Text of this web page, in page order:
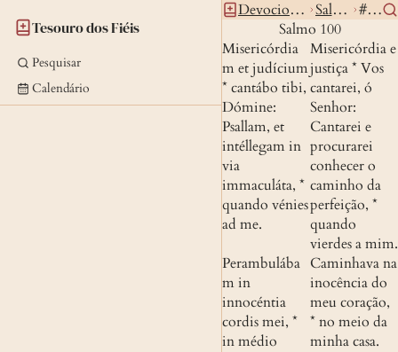
Tesouro dos Fiéis
Pesquisar
Calendário
Devocionario Salterio
#100
Salmo 100
Misericórdia
m et judícium
* cantábo tibi,
Dómine:
Misericórdia e
justiça * Vos
cantarei, ó
Senhor:
Psallam, et
intéllegam in
via
immaculáta, *
quando vénies
ad me.
Cantarei e
procurarei
conhecer o
caminho da
perfeição, *
quando
vierdes a mim.
Perambulába
m in
innocéntia
cordis mei, *
in médio
Caminhava na
inocência do
meu coração,
* no meio da
minha casa.